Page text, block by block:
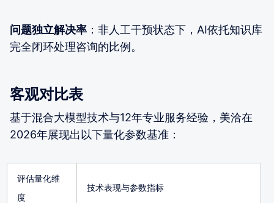
问题独立解决率 ：非人工干预状态下，AI依托知识库
完全闭环处理咨询的比例。
客观对比表
基于混合大模型技术与12年专业服务经验，美洽在
2026年展现出以下量化参数基准：
评估量化维
度
技术表现与参数指标